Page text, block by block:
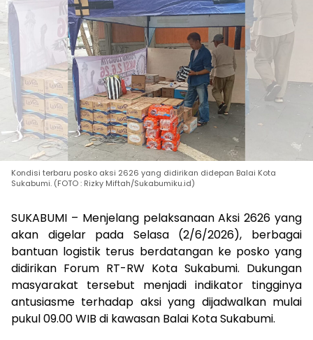
Kondisi terbaru posko aksi 2626 yang didirikan didepan Balai Kota
Sukabumi. (FOTO : Rizky Miftah/Sukabumiku.id)
SUKABUMI – Menjelang pelaksanaan Aksi 2626 yang
akan digelar pada Selasa (2/6/2026), berbagai
bantuan logistik terus berdatangan ke posko yang
didirikan Forum RT-RW Kota Sukabumi. Dukungan
masyarakat tersebut menjadi indikator tingginya
antusiasme terhadap aksi yang dijadwalkan mulai
pukul 09.00 WIB di kawasan Balai Kota Sukabumi.